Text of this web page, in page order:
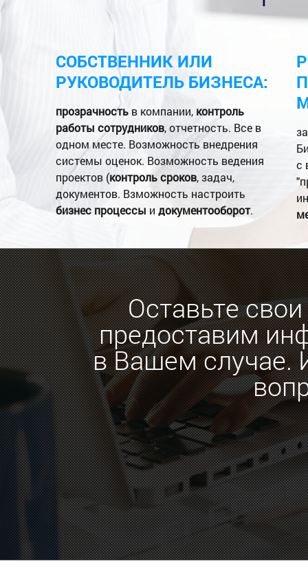
СОБСТВЕННИК ИЛИ
РУКОВОДИТЕЛЬ БИЗНЕСА:
прозрачность в компании, контроль
работы сотрудников, отчетность. Все в
одном месте. Возможность внедрения
системы оценок. Возможность ведения
проектов (контроль сроков, задач,
документов. Взможность настроить
бизнес процессы и документооборот.
с
Оставьте
предоставим
в Вашем случае.